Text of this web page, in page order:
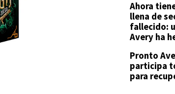
Ahora
llena de
fallecido:
Avery ha
Pronto
participa
para